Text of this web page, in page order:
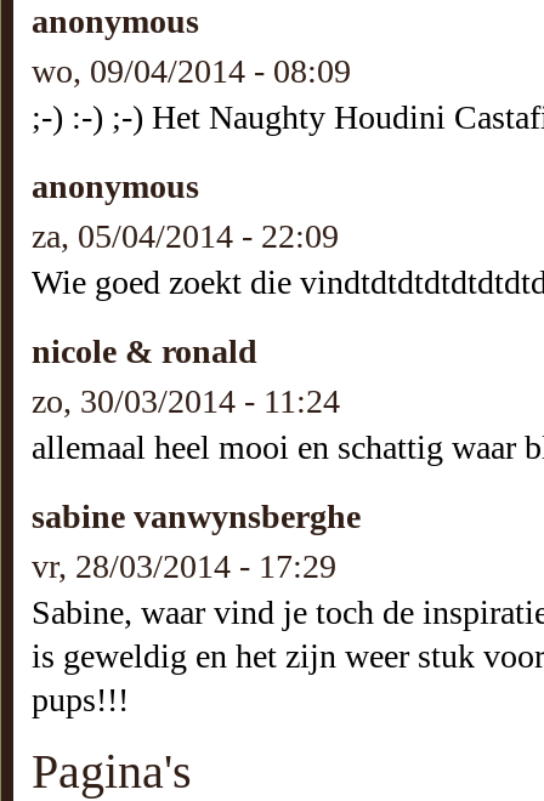
anonymous
wo, 09/04/2014 - 08:09
;-) :-) ;-) Het Naughty Houdini
anonymous
za, 05/04/2014 - 22:09
Wie goed zoekt die
nicole & ronald
zo, 30/03/2014 - 11:24
allemaal heel mooi en schattig
sabine vanwynsberghe
vr, 28/03/2014 - 17:29
Sabine, waar vind je toch de
is geweldig en het zijn weer stuk
pups!!!
Pagina's